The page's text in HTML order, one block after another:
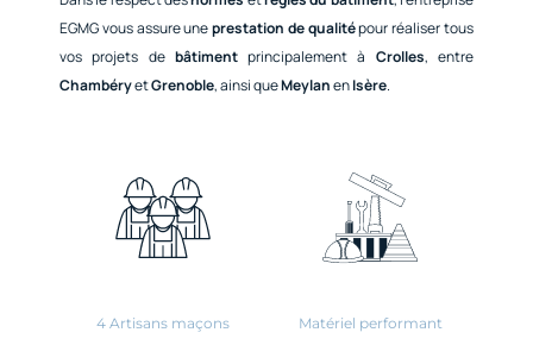
EGMG vous assure uneprestation de qualitépour réaliser tous
vos projets de bâtimentprincipalement à Crolles, entre
ChambéryetGrenoble, ainsi queMeylanenIsère.
4 Artisans maçons Matériel performant